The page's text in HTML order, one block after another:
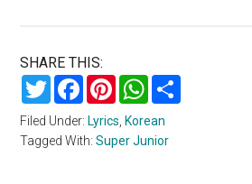
SHARE THIS:
TwitterFacebookPinterestWhatsApp
Filed Under: Lyrics Korean
Tagged With:Super Junior